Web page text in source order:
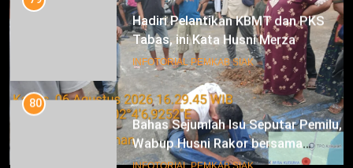
IKLAN
Mari Sukseskan Pilkada Serentak
Tahun 2024
IKLAN
Hadiri Pelantikan KBMT dan PKS
Tabas, ini Kata Husni Merza
INFOTORIAL PEMKAB SIAK
80
Bahas Sejumlah Isu Seputar Pemilu,
Wabup Husni Rakor bersama
Gubernur Riau
INFOTORIAL PEMKAB SIAK